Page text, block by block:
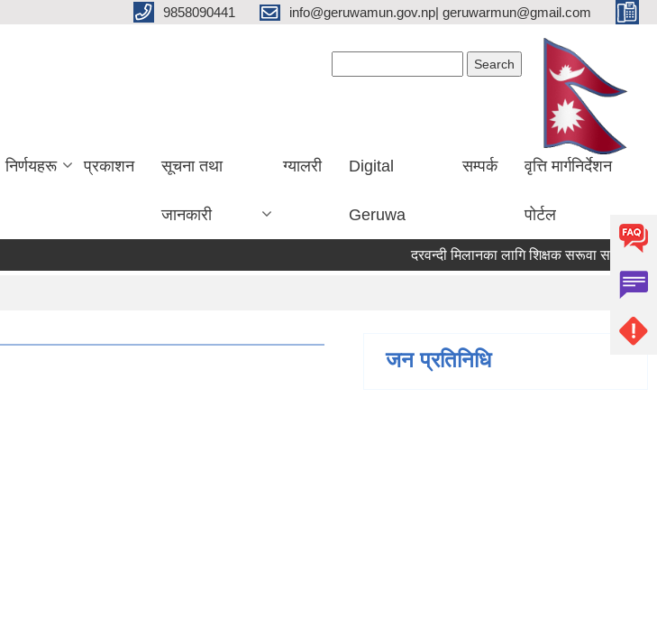
9858090441 info@geruwamun.gov.np| geruwarmun@gmail.com
निर्णयहरू प्रकाशन सूचना तथा
जानकारी
ग्यालरी Digital
Geruwa
सम्पर्क वृत्ति मार्गनिर्देशन
पोर्टल
दरवन्दी मिलानका लागि शिक्षक सरूवा सम्बन्धि सूचना
जन प्रतिनिधि